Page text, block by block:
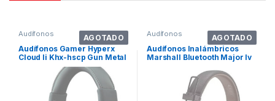
AGOTADO
Audífonos
Audífonos Gamer Hyperx
Cloud Ii Khx-hscp Gun Metal
Con Luz Led
AGOTADO
Audífonos
Audífonos Inalámbricos
Marshall Bluetooth Major Iv